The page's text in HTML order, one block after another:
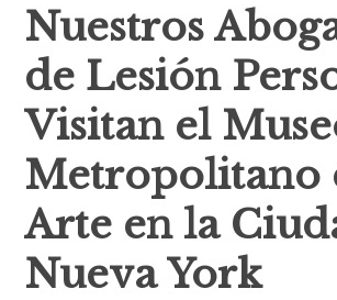
Nuestros
de Lesión
Visitan el
Metropolitano
Arte en la
Nueva York